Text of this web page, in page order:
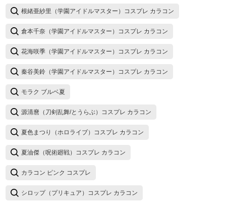
根緒亜紗里（学園アイドルマスター）コスプレ カラコン
倉本千奈（学園アイドルマスター）コスプレ カラコン
花海咲季（学園アイドルマスター）コスプレ カラコン
秦谷美鈴（学園アイドルマスター）コスプレ カラコン
モラク ブルベ夏
源清麿（刀剣乱舞/とうらぶ）コスプレ カラコン
夏色まつり（ホロライブ）コスプレ カラコン
夏油傑（呪術廻戦）コスプレ カラコン
カラコン ピンク コスプレ
シロップ（プリキュア）コスプレ カラコン